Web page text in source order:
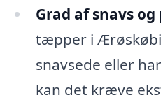
Grad af snavs
tæpper i
snavsede eller
kan det kræve